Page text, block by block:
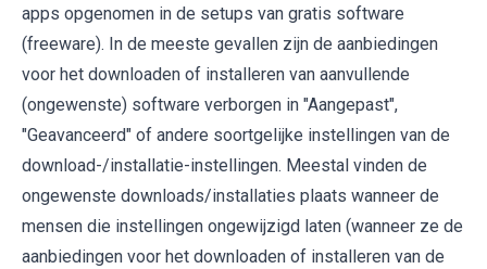
apps opgenomen in de setups van gratis software
(freeware). In de meeste gevallen zijn de aanbiedingen
voor het downloaden of installeren van aanvullende
(ongewenste) software verborgen in "Aangepast",
"Geavanceerd" of andere soortgelijke instellingen van de
download-/installatie-instellingen. Meestal vinden de
ongewenste downloads/installaties plaats wanneer de
mensen die instellingen ongewijzigd laten (wanneer ze de
aanbiedingen voor het downloaden of installeren van de